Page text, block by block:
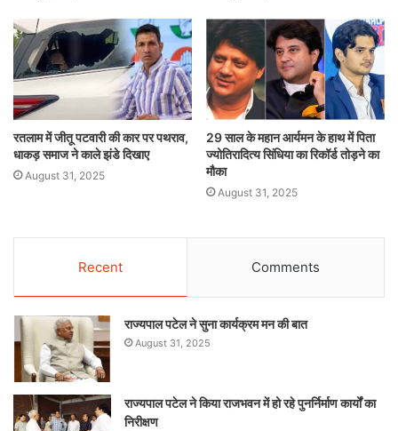
रतलाम में जीतू पटवारी की कार पर पथराव,
धाकड़ समाज ने काले झंडे दिखाए
August 31, 2025
29 साल के महान आर्यमन के हाथ में पिता
ज्योतिरादित्य सिंधिया का रिकॉर्ड तोड़ने का
मौका
August 31, 2025
Recent Comments
राज्यपाल पटेल ने सुना कार्यक्रम मन की बात
August 31, 2025
राज्यपाल पटेल ने किया राजभवन में हो रहे पुनर्निर्माण कार्यों का
निरीक्षण